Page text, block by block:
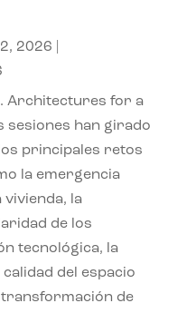
2026
Architectures for a
sesiones han girado
principales retos
la emergencia
vivienda, la
de los
tecnológica, la
del espacio
transformación de